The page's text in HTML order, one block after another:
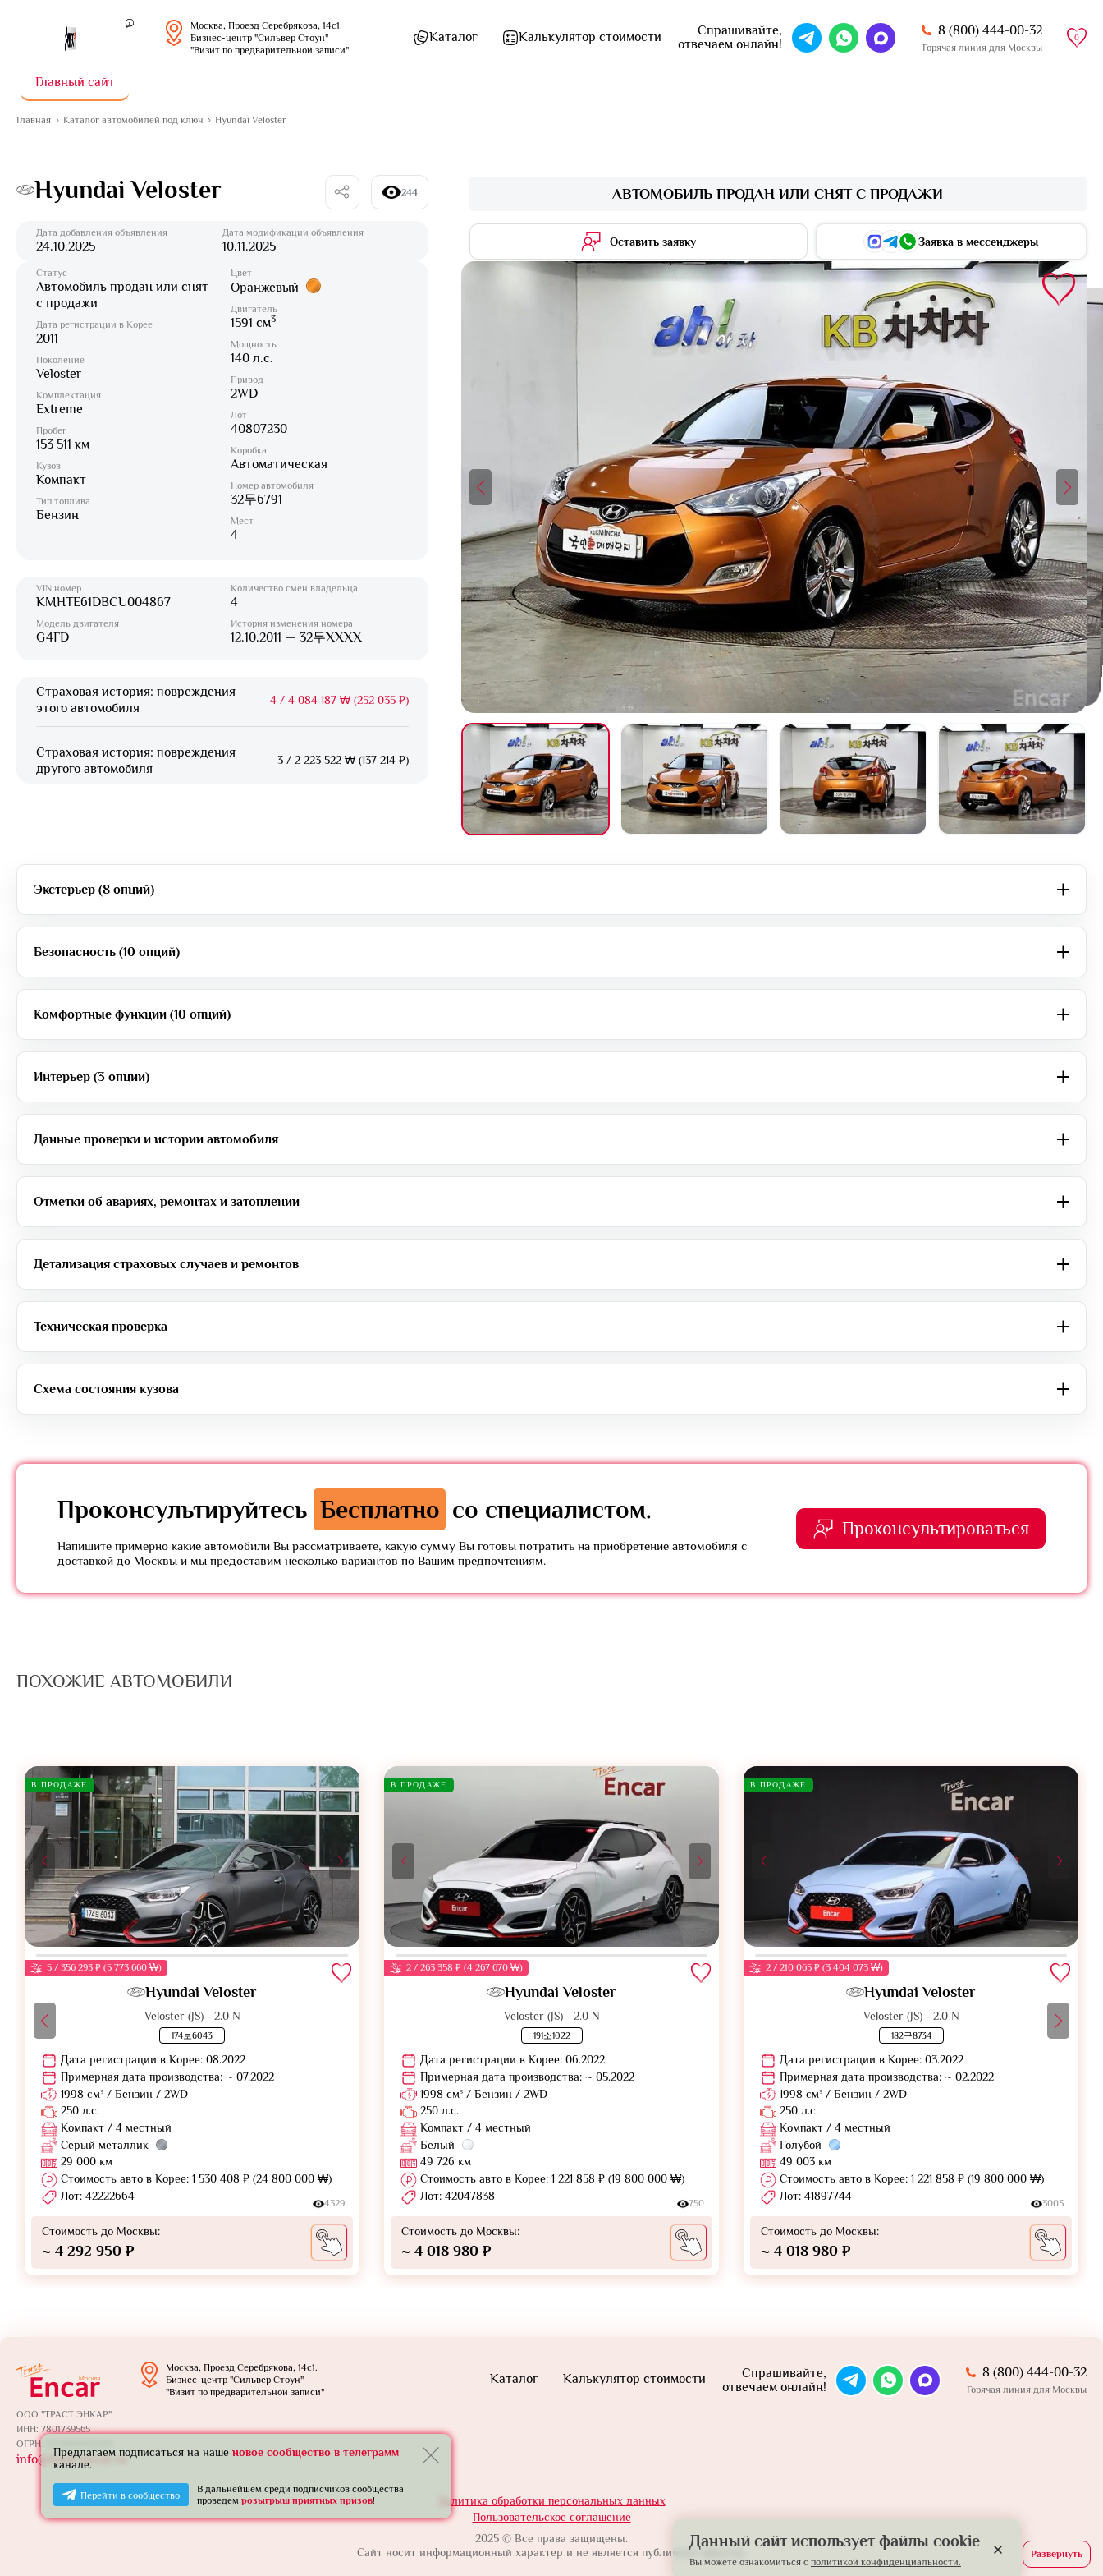
Москва, Проезд Серебрякова, 14с1.
Бизнес-центр "Сильвер Стоун"
"Визит по предварительной записи"
Каталог Калькулятор стоимости
Спрашивайте,
отвечаем онлайн!
8 (800) 444-00-32
Горячая линия для Москвы
0
Главный сайт
Главная Каталог автомобилей под ключ Hyundai Veloster
Hyundai Veloster 244
Дата добавления объявления
24.10.2025
Дата модификации объявления
10.11.2025
АВТОМОБИЛЬ ПРОДАН ИЛИ СНЯТ С ПРОДАЖИ
Оставить заявку Заявка в мессенджеры
Статус
Автомобиль продан или снят
с продажи
Дата регистрации в Корее
2011
Поколение
Veloster
Комплектация
Extreme
Пробег
153 511 км
Кузов
Компакт
Тип топлива
Бензин
Цвет
Оранжевый
Двигатель
1591 см3
Мощность
140 л.с.
Привод
2WD
Лот
40807230
Коробка
Автоматическая
Номер автомобиля
32두6791
Мест
4
VIN номер
KMHTE61DBCU004867
Модель двигателя
G4FD
Количество смен владельца
4
История изменения номера
12.10.2011 — 32두XXXX
Страховая история: повреждения
этого автомобиля
4 / 4 084 187 ₩ (252 035 ₽)
Страховая история: повреждения
другого автомобиля
3 / 2 223 522 ₩ (137 214 ₽)
Экстерьер (8 опций)
Безопасность (10 опций)
Комфортные функции (10 опций)
Интерьер (3 опции)
Данные проверки и истории автомобиля
Отметки об авариях, ремонтах и затоплении
Детализация страховых случаев и ремонтов
Техническая проверка
Схема состояния кузова
Проконсультируйтесь Бесплатно со специалистом.
Напишите примерно какие автомобили Вы рассматриваете, какую сумму Вы готовы потратить на приобретение автомобиля с
доставкой до Москвы и мы предоставим несколько вариантов по Вашим предпочтениям.
Проконсультироваться
ПОХОЖИЕ АВТОМОБИЛИ
В ПРОДАЖЕ
5 / 356 293 ₽ (5 773 660 ₩)
Hyundai Veloster
Veloster (JS) - 2.0 N
174보6043
Дата регистрации в Корее: 08.2022
Примерная дата производства: ~ 07.2022
1998 см³ / Бензин / 2WD
250 л.с.
Компакт / 4 местный
Серый металлик
29 000 км
Стоимость авто в Корее: 1 530 408 ₽ (24 800 000 ₩)
Лот: 42222664
4329
Стоимость до Москвы:
~ 4 292 950 ₽
В ПРОДАЖЕ
2 / 263 358 ₽ (4 267 670 ₩)
Hyundai Veloster
Veloster (JS) - 2.0 N
191소1022
Дата регистрации в Корее: 06.2022
Примерная дата производства: ~ 05.2022
1998 см³ / Бензин / 2WD
250 л.с.
Компакт / 4 местный
Белый
49 726 км
Стоимость авто в Корее: 1 221 858 ₽ (19 800 000 ₩)
Лот: 42047838
750
Стоимость до Москвы:
~ 4 018 980 ₽
В ПРОДАЖЕ
2 / 210 065 ₽ (3 404 073 ₩)
Hyundai Veloster
Veloster (JS) - 2.0 N
182구8734
Дата регистрации в Корее: 03.2022
Примерная дата производства: ~ 02.2022
1998 см³ / Бензин / 2WD
250 л.с.
Компакт / 4 местный
Голубой
49 003 км
Стоимость авто в Корее: 1 221 858 ₽ (19 800 000 ₩)
Лот: 41897744
3003
Стоимость до Москвы:
~ 4 018 980 ₽
Москва, Проезд Серебрякова, 14с1.
Бизнес-центр "Сильвер Стоун"
"Визит по предварительной записи"
Каталог Калькулятор стоимости
Спрашивайте,
отвечаем онлайн!
8 (800) 444-00-32
Горячая линия для Москвы
ООО "ТРАСТ ЭНКАР"
ИНН: 7801739565
ОГРН: 1257800005924
info@trust-encar.ru
Политика обработки персональных данных
Пользовательское соглашение
2025 © Все права защищены.
Сайт носит информационный характер и не является публичной офертой.
Данный сайт использует файлы cookie
Вы можете ознакомиться с политикой конфиденциальности.
Предлагаем подписаться на наше новое сообщество в телеграмм
канале.
Перейти в сообщество
В дальнейшем среди подписчиков сообщества
проведем розыгрыш приятных призов!
Развернуть